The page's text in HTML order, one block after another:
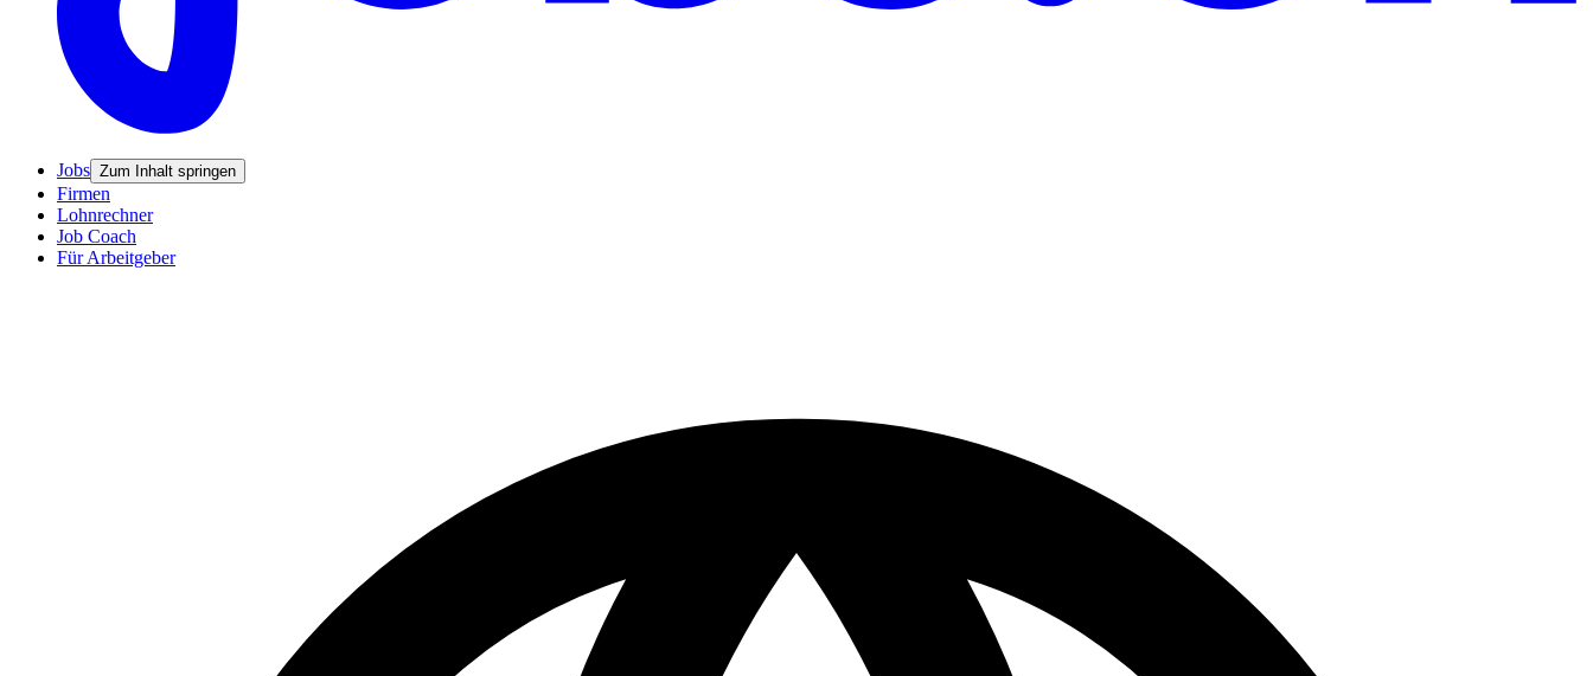
Jobs Zum Inhalt springen
Firmen
Lohnrechner
Job Coach
Für Arbeitgeber